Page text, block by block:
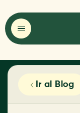
Ir al Blog